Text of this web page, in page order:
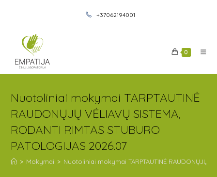
+37062194001
0
Nuotoliniai mokymai TARPTAUTINĖ
RAUDONŲJŲ VĖLIAVŲ SISTEMA,
RODANTI RIMTAS STUBURO
PATOLOGIJAS 2026.07
> Mokymai > Nuotoliniai mokymai TARPTAUTINĖ RAUDONŲJŲ